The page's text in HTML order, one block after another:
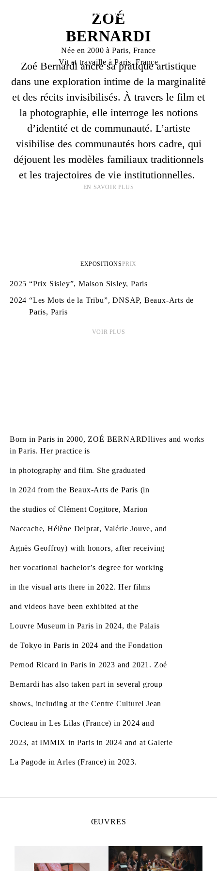
ZOÉ
BERNARDI
Née en 2000 à Paris, France
Vit et travaille à Paris, France
Zoé Bernardi ancre sa pratique artistique
dans une exploration intime de la marginalité
et des récits invisibilisés. À travers le film et
la photographie, elle interroge les notions
d’identité et de communauté. L’artiste
visibilise des communautés hors cadre, qui
déjouent les modèles familiaux traditionnels
et les trajectoires de vie institutionnelles.
EN SAVOIR PLUS
EXPOSITIONS PRIX
2025 “Prix Sisley”, Maison Sisley, Paris
2024 “Les Mots de la Tribu”, DNSAP, Beaux-Arts de
Paris, Paris
VOIR PLUS
Born in Paris in 2000, ZOÉ BERNARDIlives and works
in Paris. Her practice is
in photography and film. She graduated
in 2024 from the Beaux-Arts de Paris (in
the studios of Clément Cogitore, Marion
Naccache, Hélène Delprat, Valérie Jouve, and
Agnès Geoffroy) with honors, after receiving
her vocational bachelor’s degree for working
in the visual arts there in 2022. Her films
and videos have been exhibited at the
Louvre Museum in Paris in 2024, the Palais
de Tokyo in Paris in 2024 and the Fondation
Pernod Ricard in Paris in 2023 and 2021. Zoé
Bernardi has also taken part in several group
shows, including at the Centre Culturel Jean
Cocteau in Les Lilas (France) in 2024 and
2023, at IMMIX in Paris in 2024 and at Galerie
La Pagode in Arles (France) in 2023.
ŒUVRES